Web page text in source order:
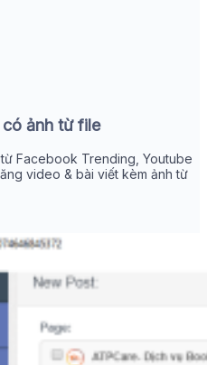
ảnh từ file
Facebook Trending, Youtube
video & bài viết kèm ảnh từ